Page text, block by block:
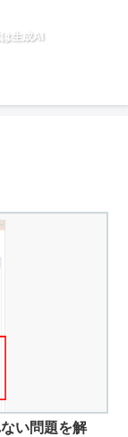
生成AI
い問題を解